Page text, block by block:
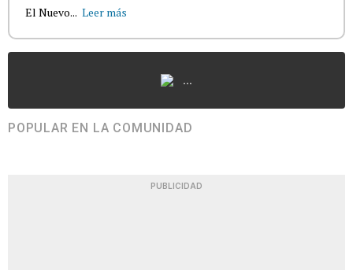
El Nuevo... Leer más
...
POPULAR EN LA COMUNIDAD
PUBLICIDAD